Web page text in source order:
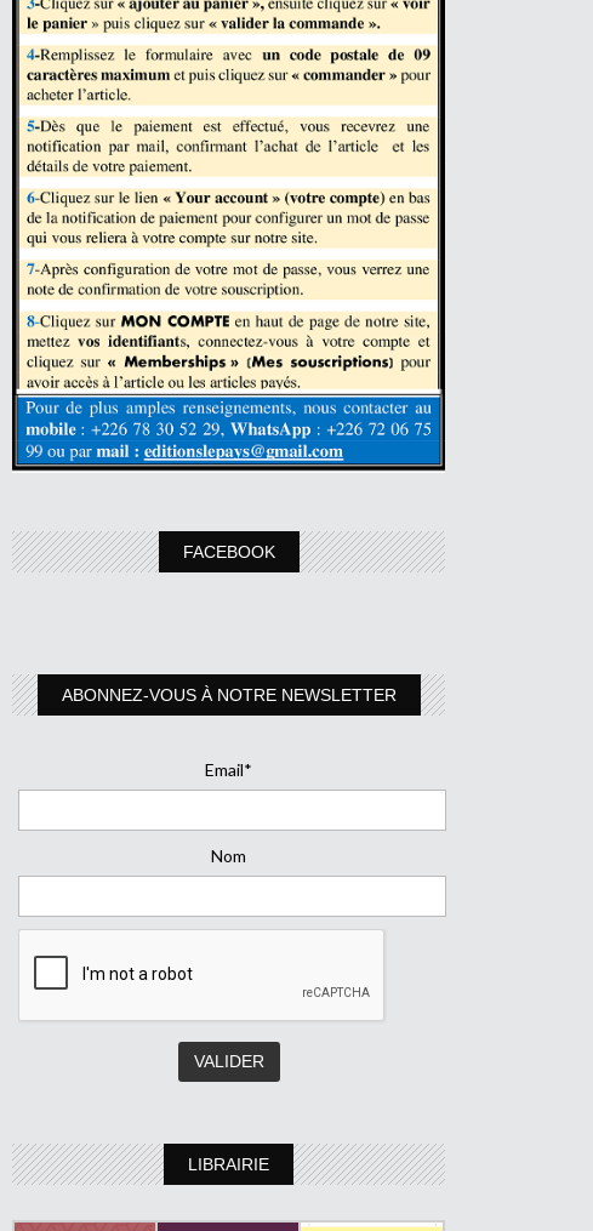
FACEBOOK
ABONNEZ-VOUS À NOTRE NEWSLETTER
Email*
Nom
LIBRAIRIE